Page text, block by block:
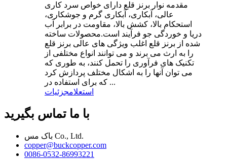
مقدمه نوار برنز قلع دارای خواص سرد کاری
عالی، آبکاری، آبکاری گرم و جوشکاری،
استحکام بالا، کشش بالا، مقاومت در برابر آب
دریا و خوردگی جو فرآیند است.محصولات ساخته
شده از برنز قلع اغلب ویژگی های عالی برنز قلع
را به ارث می برند و می توانند انواع مختلفی از
تکنیک های فرآوری را تحمل کنند، به طوری که
می توان آنها را به اشکال مختلف پردازش کرد
که برای استفاده در ...
استعلامجزئیات
با ما تماس بگیرید
باک مس Co., Ltd.
copper@buckcopper.com
0086-0532-86993221